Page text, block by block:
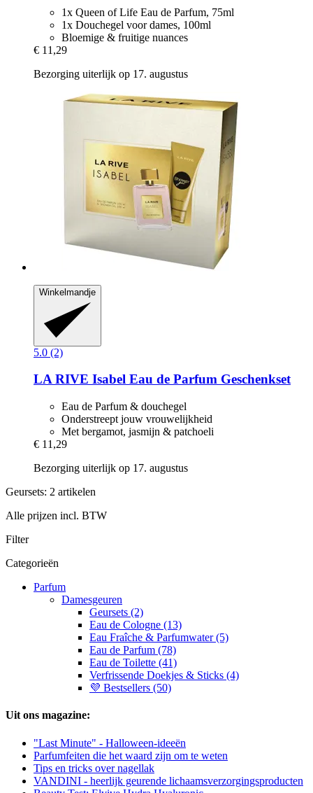
1x Queen of Life Eau de Parfum, 75ml
1x Douchegel voor dames, 100ml
Bloemige & fruitige nuances
€ 11,29
Bezorging uiterlijk op 17. augustus
Winkelmandje
5.0 (2)
LA RIVE Isabel Eau de Parfum Geschenkset
Eau de Parfum & douchegel
Onderstreept jouw vrouwelijkheid
Met bergamot, jasmijn & patchoeli
€ 11,29
Bezorging uiterlijk op 17. augustus
Geursets: 2 artikelen
Alle prijzen incl. BTW
Filter
Categorieën
Parfum
Damesgeuren
Geursets (2)
Eau de Cologne (13)
Eau Fraîche & Parfumwater (5)
Eau de Parfum (78)
Eau de Toilette (41)
Verfrissende Doekjes & Sticks (4)
💜 Bestsellers (50)
Uit ons magazine:
"Last Minute" - Halloween-ideeën
Parfumfeiten die het waard zijn om te weten
Tips en tricks over nagellak
VANDINI - heerlijk geurende lichaamsverzorgingsproducten